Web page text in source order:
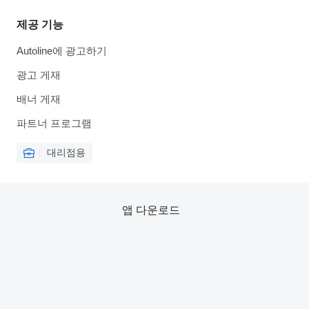
제공 기능
Autoline에 광고하기
광고 게재
배너 게재
파트너 프로그램
대리점용
앱 다운로드